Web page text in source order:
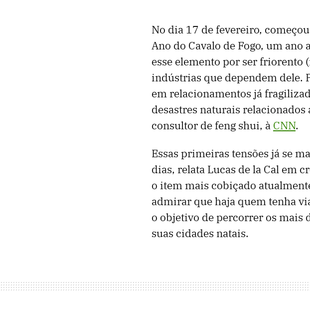
No dia 17 de fevereiro,
Ano do Cavalo de Fogo, um
esse elemento por ser friorento
indústrias que dependem dele.
em relacionamentos já
desastres naturais
consultor de feng shui, à CNN.
Essas primeiras tensões já se
dias, relata Lucas de la Cal em
o item mais cobiçado
admirar que haja quem tenha
o objetivo de percorrer os mais
suas cidades natais.